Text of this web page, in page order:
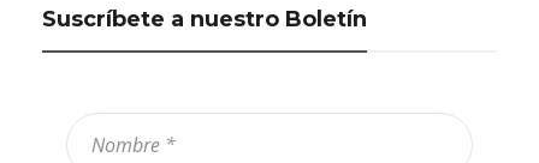
Suscríbete a nuestro Boletín